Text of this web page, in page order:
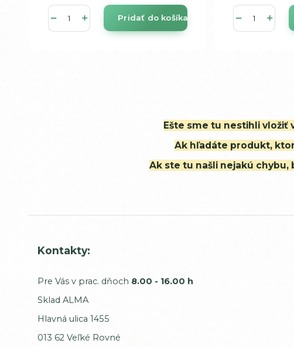
Pridať do košíka
Ešte sme tu nestihli vložiť
Ak hľadáte produkt,
Ak ste tu našli nejakú
Kontakty:
Pre Vás v prac. dňoch 8.00 - 16.00 h
Sklad ALMA
Hlavná ulica 1455
013 62 Veľké Rovné